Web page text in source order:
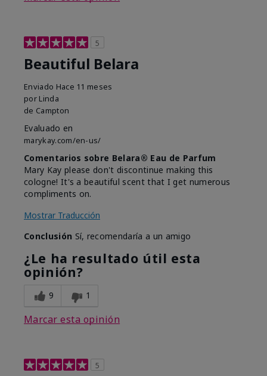
5
Beautiful Belara
Enviado Hace 11 meses
por Linda
de Campton
Evaluado en
marykay.com/en-us/
Comentarios sobre Belara® Eau de Parfum
Mary Kay please don't discontinue making this
cologne! It's a beautiful scent that I get numerous
compliments on.
Mostrar Traducción
Conclusión Sí, recomendaría a un amigo
¿Le ha resultado útil esta
opinión?
9 1
Marcar esta opinión
5